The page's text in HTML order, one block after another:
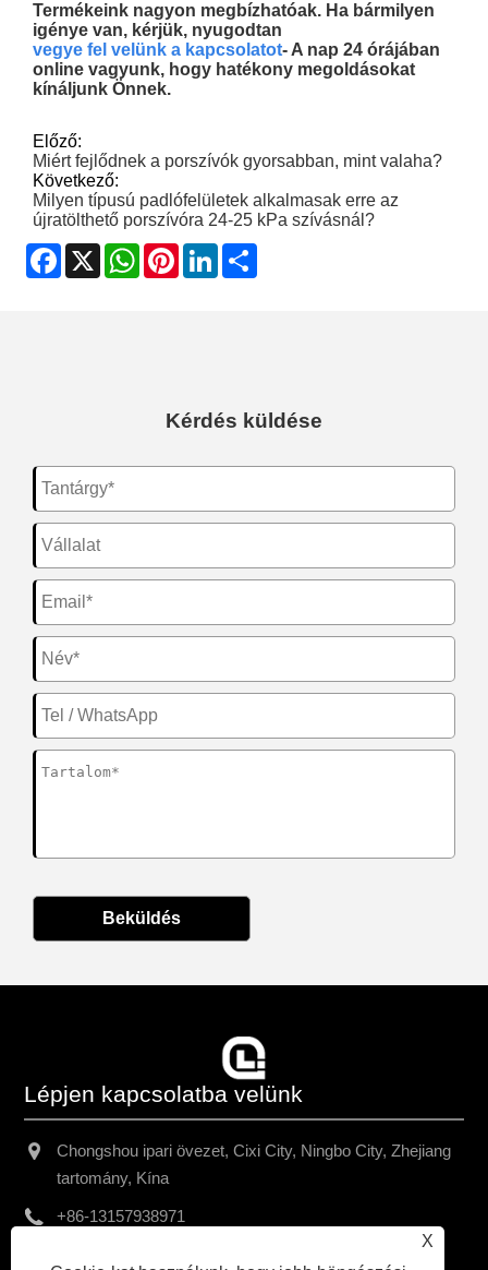
Termékeink nagyon megbízhatóak. Ha bármilyen
igénye van, kérjük, nyugodtan
vegye fel velünk a kapcsolatot- A nap 24 órájában
online vagyunk, hogy hatékony megoldásokat
kínáljunk Önnek.
Előző:
Miért fejlődnek a porszívók gyorsabban, mint valaha?
Következő:
Milyen típusú padlófelületek alkalmasak erre az
újratölthető porszívóra 24-25 kPa szívásnál?
Facebook
X WhatsApp
PinterestLinkedIn
Kérdés küldése
Beküldés
Lépjen kapcsolatba velünk
Chongshou ipari övezet, Cixi City, Ningbo City, Zhejiang
tartomány, Kína
+86-13157938971
X